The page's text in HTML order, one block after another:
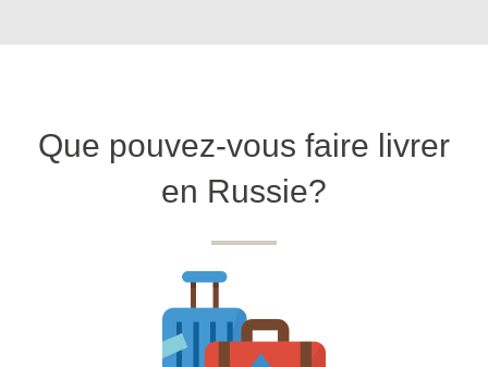
Que pouvez-vous faire livrer
en Russie?